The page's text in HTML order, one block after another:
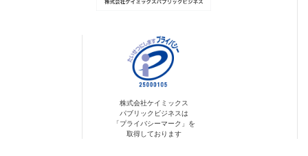
株式会社ケイミックス
パブリックビジネスは
「プライバシーマーク」を
取得しております